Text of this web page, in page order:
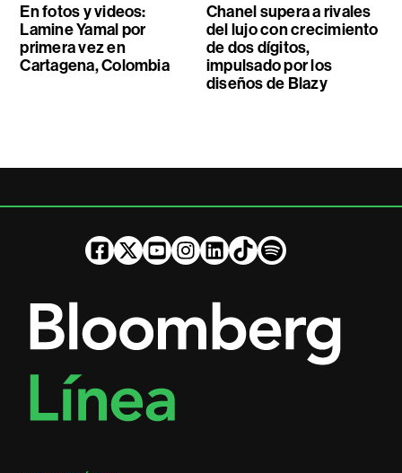
En fotos y videos:
Lamine Yamal por
primera vez en
Cartagena, Colombia
Chanel supera a rivales
del lujo con crecimiento
de dos dígitos,
impulsado por los
diseños de Blazy